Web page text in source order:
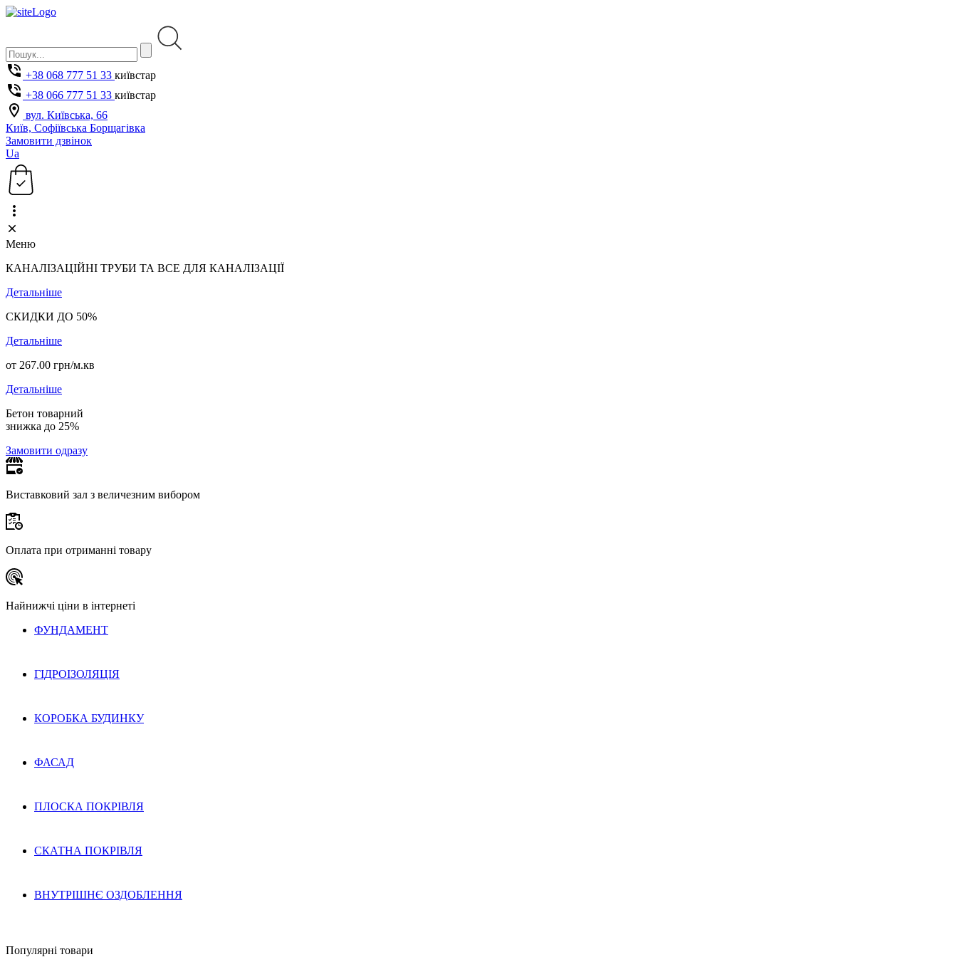
+38 068 777 51 33 київстар
+38 066 777 51 33 київстар
вул. Київська, 66
Київ, Софіївська Борщагівка
Замовити дзвінок
Ua
Меню
КАНАЛІЗАЦІЙНІ ТРУБИ ТА ВСЕ ДЛЯ КАНАЛІЗАЦІЇ
Детальніше
СКИДКИ ДО 50%
Детальніше
от 267.00 грн/м.кв
Детальніше
Бетон товарний
знижка до 25%
Замовити одразу
Виставковий зал з величезним вибором
Оплата при отриманні товару
Найнижчі ціни в інтернеті
ФУНДАМЕНТ
ГІДРОІЗОЛЯЦІЯ
КОРОБКА БУДИНКУ
ФАСАД
ПЛОСКА ПОКРІВЛЯ
СКАТНА ПОКРІВЛЯ
ВНУТРІШНЄ ОЗДОБЛЕННЯ
Популярні товари